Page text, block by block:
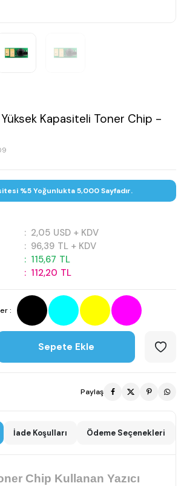
Yüksek Kapasiteli Toner Chip -
%5 Yoğunlukta 5,000 Sayfadır.
: 2,05 USD + KDV
: 96,39 TL + KDV
: 115,67 TL
: 112,20 TL
:
Sepete Ekle
Paylaş
İade Koşulları Ödeme Seçenekleri
Chip Kullanan Yazıcı